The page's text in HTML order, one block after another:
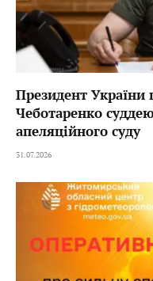
Президент України
Чеботаренко
апеляційного суду
31.07.2026